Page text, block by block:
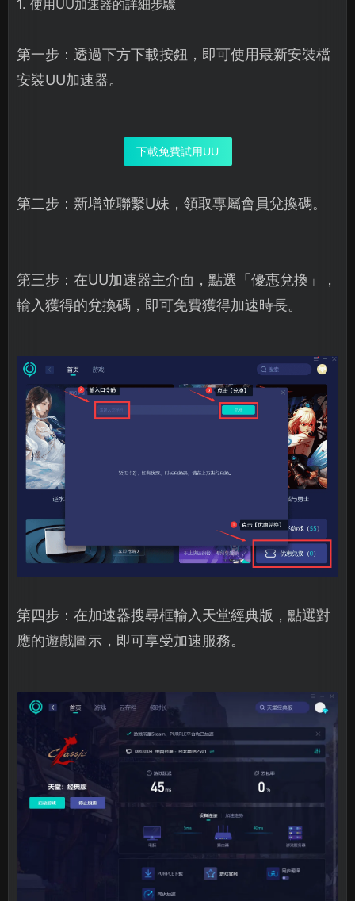
1. 使用UU加速器的詳細步驟
第一步：透過下方下載按鈕，即可使用最新安裝檔
安裝UU加速器。
下載免費試用UU
第二步：新增並聯繫U妹，領取專屬會員兌換碼。
第三步：在UU加速器主介面，點選「優惠兌換」，
輸入獲得的兌換碼，即可免費獲得加速時長。
第四步：在加速器搜尋框輸入天堂經典版，點選對
應的遊戲圖示，即可享受加速服務。